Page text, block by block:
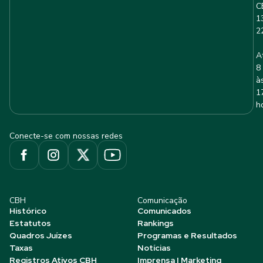
8
Conecte-se com nossas redes
CBH
Histórico
Estatutos
Quadros Juízes
Taxas
Registros Ativos CBH
Comunicação
Comunicados
Rankings
Programas e Resultados
Notícias
Imprensa | Marketing